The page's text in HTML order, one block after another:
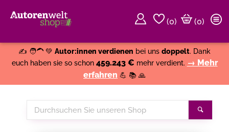
(0)
(0)
✍️ 🧑‍🦱 💚 Autor:innen verdienen bei uns doppelt. Dank
euch haben sie so schon 459.243 € mehr verdient. → Mehr
erfahren 💪 📚 🙏
Durchsuchen
Sie